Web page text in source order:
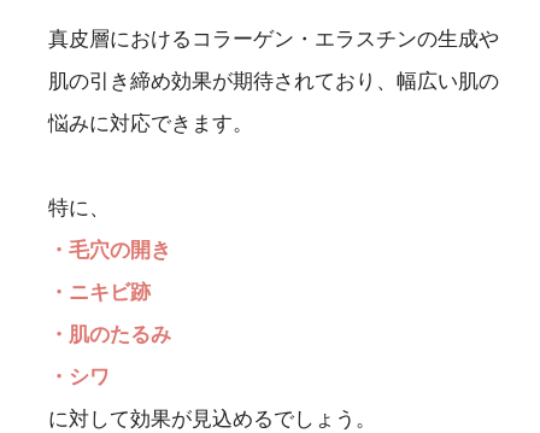
真皮層におけるコラーゲン・エラスチンの生成や
肌の引き締め効果が期待されており、幅広い肌の
悩みに対応できます。
特に、
・毛穴の開き
・ニキビ跡
・肌のたるみ
・シワ
に対して効果が見込めるでしょう。